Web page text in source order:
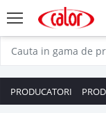
PRODUCATORI